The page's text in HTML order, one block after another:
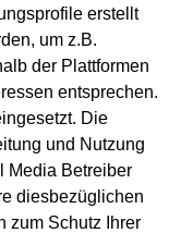
erstellt
um z.B.
der Plattformen
entsprechen.
Die
und Nutzung
Media Betreiber
diesbezüglichen
zum Schutz Ihrer